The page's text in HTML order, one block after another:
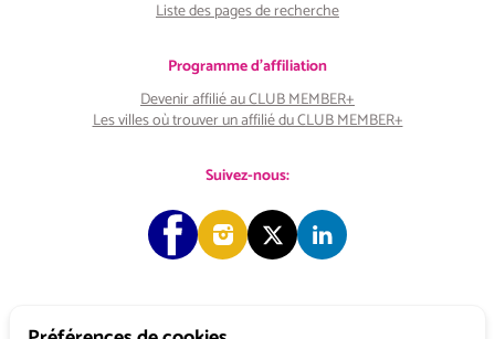
Liste des pages de recherche
Programme d'affiliation
Devenir affilié au CLUB MEMBER+
Les villes où trouver un affilié du CLUB MEMBER+
Suivez-nous: